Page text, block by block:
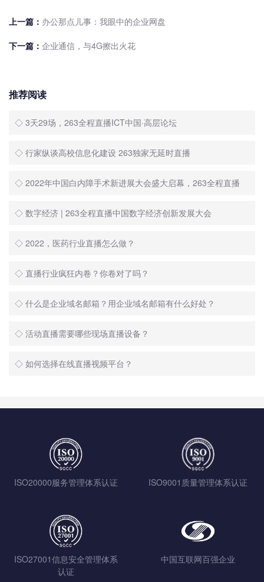
上一篇： 办公那点儿事：我眼中的企业网盘
下一篇： 企业通信，与4G擦出火花
推荐阅读
◇ 3天29场，263全程直播ICT中国·高层论坛
◇ 行家纵谈高校信息化建设 263独家无延时直播
◇ 2022年中国白内障手术新进展大会盛大启幕，263全程直播
◇ 数字经济 | 263全程直播中国数字经济创新发展大会
◇ 2022，医药行业直播怎么做？
◇ 直播行业疯狂内卷？你卷对了吗？
◇ 什么是企业域名邮箱？用企业域名邮箱有什么好处？
◇ 活动直播需要哪些现场直播设备？
◇ 如何选择在线直播视频平台？
ISO20000服务管理体系认证 ISO9001质量管理体系认证
ISO27001信息安全管理体系
认证
中国互联网百强企业